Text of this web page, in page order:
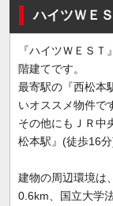
ハイツＷＥ
『ハイツＷＥＳ
階建てです。
最寄駅の『西松本
いオススメ物件で
その他にもＪＲ中
松本駅』(徒歩16分
建物の周辺環境は
0.6km、国立大学